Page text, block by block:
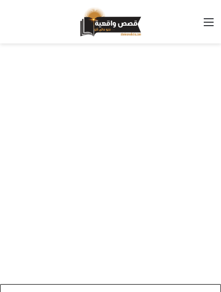
القائمة